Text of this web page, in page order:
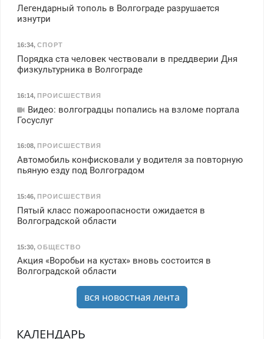
Легендарный тополь в Волгограде разрушается
изнутри
16:34, СПОРТ
Порядка ста человек чествовали в преддверии Дня
физкультурника в Волгограде
16:14, ПРОИСШЕСТВИЯ
Видео: волгоградцы попались на взломе портала
Госуслуг
16:08, ПРОИСШЕСТВИЯ
Автомобиль конфисковали у водителя за повторную
пьяную езду под Волгоградом
15:46, ПРОИСШЕСТВИЯ
Пятый класс пожароопасности ожидается в
Волгоградской области
15:30, ОБЩЕСТВО
Акция «Воробьи на кустах» вновь состоится в
Волгоградской области
вся новостная лента
КАЛЕНДАРЬ